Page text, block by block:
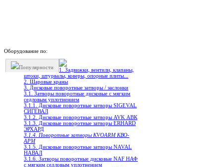
Оборудование по:
Популярности
1. Задвижки, вентили, клапаны,
штоки, штурвалы, коверы, опорные плиты...
2. Шаровые краны
3. Дисковые поворотные затворы / заслонки
3.1. Затворы поворотные дисковые с мягким
седловым уплотнением
3.1.1. Дисковые поворотные затворы SIGEVAL
СИГЕВАЛ
3.1.2. Дисковые поворотные затворы AVK АВК
3.1.3. Дисковые поворотные затворы ERHARD
ЭРХАРД
3.1.4. Поворотные затворы KVOARM КВО-
АРМ
3.1.5. Дисковые поворотные затворы NAVAL
НАВАЛ
3.1.6. Затворы поворотные дисковые NAF НАФ
с мягким седловым уплотнением